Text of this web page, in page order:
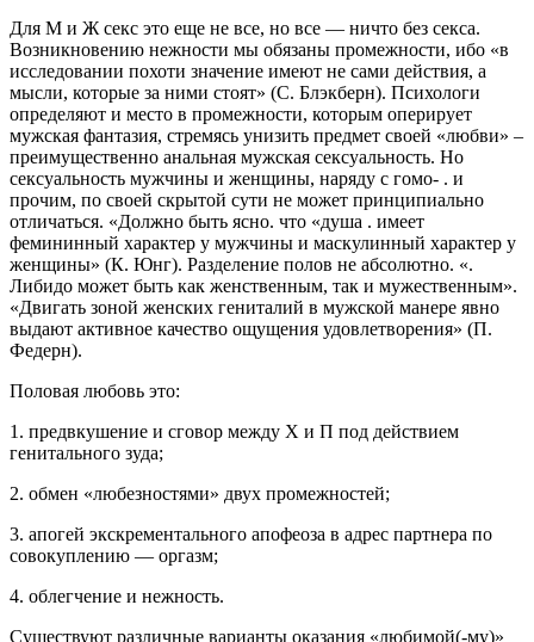
Для М и Ж секс это еще не все, но все — ничто без секса.
Возникновению нежности мы обязаны промежности, ибо «в
исследовании похоти значение имеют не сами действия, а
мысли, которые за ними стоят» (С. Блэкберн). Психологи
определяют и место в промежности, которым оперирует
мужская фантазия, стремясь унизить предмет своей «любви» –
преимущественно анальная мужская сексуальность. Но
сексуальность мужчины и женщины, наряду с гомо- . и
прочим, по своей скрытой сути не может принципиально
отличаться. «Должно быть ясно. что «душа . имеет
фемининный характер у мужчины и маскулинный характер у
женщины» (К. Юнг). Разделение полов не абсолютно. «.
Либидо может быть как женственным, так и мужественным».
«Двигать зоной женских гениталий в мужской манере явно
выдают активное качество ощущения удовлетворения» (П.
Федерн).
Половая любовь это:
1. предвкушение и сговор между Х и П под действием
генитального зуда;
2. обмен «любезностями» двух промежностей;
3. апогей экскрементального апофеоза в адрес партнера по
совокуплению — оргазм;
4. облегчение и нежность.
Существуют различные варианты оказания «любимой(-му)»